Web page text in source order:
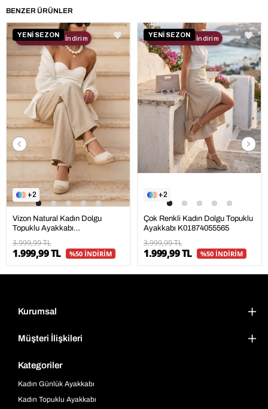
BENZER ÜRÜNLER
YENİ SEZON
2
Vizon Natural Kadın Dolgu
Topuklu Ayakkabı
3.999,99 TL
1.999,99 TL %50 İNDİRİM
2. Ürüne %30 İndirim YENİ SEZON
2
Çok Renkli Kadın Dolgu Topuklu
Ayakkabı K01874055565
3.999,99 TL
1.999,99 TL %50 İNDİRİM
2. Ürüne %30 İndirim
Kurumsal
Müşteri İlişkileri
Kategoriler
Kadın Günlük Ayakkabı
Kadın Topuklu Ayakkabı